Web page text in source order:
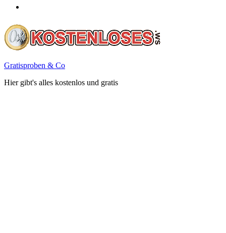
Gratisproben & Co
Hier gibt's alles kostenlos und gratis